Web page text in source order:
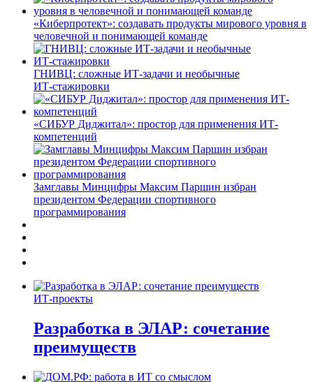
«Киберпротект»: создавать продукты мирового уровня в
человечной и понимающей команде
ГНИВЦ: сложные ИТ‑задачи и необычные
ИТ‑стажировки
«СИБУР Диджитал»: простор для применения ИТ-
компетенций
Замглавы Минцифры Максим Паршин избран
президентом Федерации спортивного
программирования
ИТ-проекты
Разработка в ЭЛАР: сочетание
преимуществ